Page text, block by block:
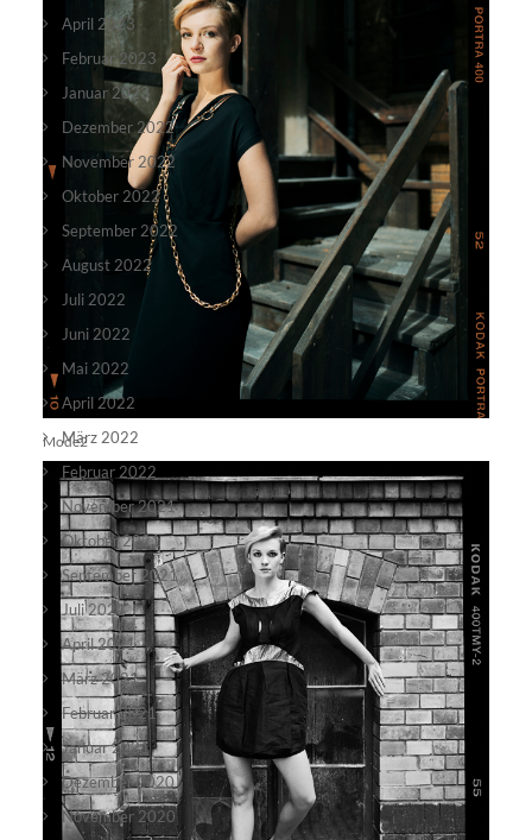
Mode2
April 2023
Februar 2023
Januar 2023
Dezember 2022
November 2022
Oktober 2022
September 2022
August 2022
Juli 2022
Juni 2022
Mai 2022
April 2022
März 2022
Februar 2022
November 2021
Oktober 2021
September 2021
Juli 2021
April 2021
März 2021
Februar 2021
Januar 2021
Dezember 2020
November 2020